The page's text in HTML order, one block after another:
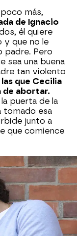
más,
de Ignacio
él quiere
y que no le
padre. Pero
sea una buena
tan violento
las que Cecilia
de abortar.
puerta de la
tomado esa
junto a
que comience
más
pendiente del
y que no
eso.Ignacio
por la
que considera